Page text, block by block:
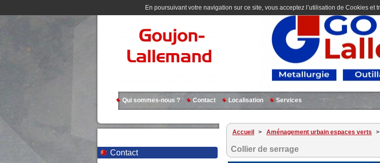
En poursuivant votre navigation sur ce site, vous acceptez l’utilisation de Cookies
Qui sommes-nous ? Contact Localisation Services
Contact
Accueil > Aménagement urbain espaces verts >
Collier de serrage